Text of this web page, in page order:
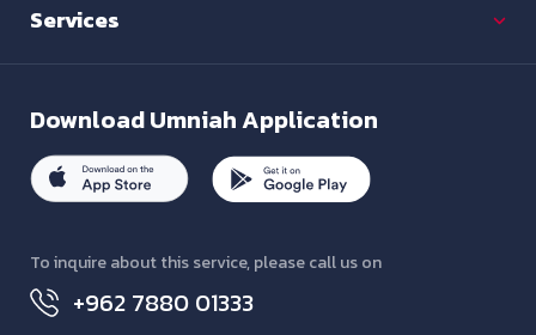
Services
DownloadUmniah Application
To inquire about this service, please call us on
+962 7880 01333